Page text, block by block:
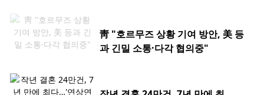
靑 "호르무즈 상황 기여 방안, 美 등
과 긴밀 소통·다각 협의중"